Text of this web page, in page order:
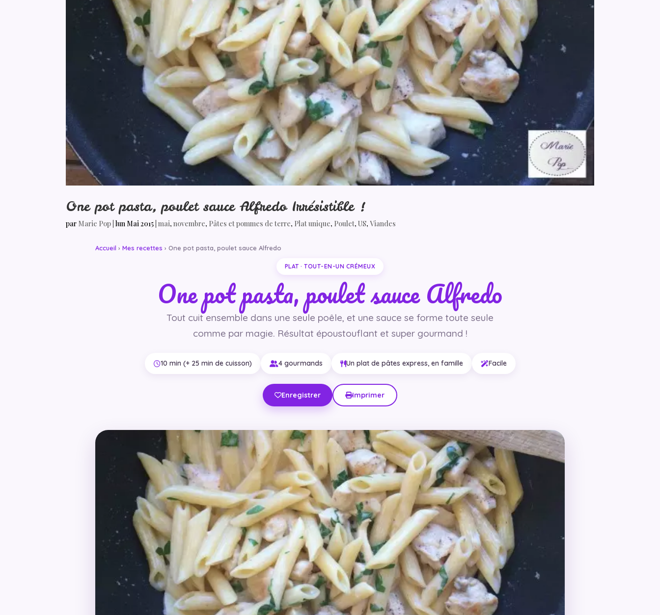
One pot pasta, poulet sauce Alfredo Irrésistible !
par Marie Pop |lun Mai 2015 |mai,novembre, Pâtes et pommes de terre, Plat unique, Poulet,US,Viandes
Accueil › Mes recettes › One pot pasta, poulet sauce Alfredo
PLAT · TOUT-EN-UN CRÉMEUX
One pot pasta, poulet sauce Alfredo
Tout cuit ensemble dans une seule poêle, et une sauce se forme toute seule
comme par magie. Résultat époustouflant et super gourmand !
10 min (+ 25 min de cuisson) 4 gourmands Un plat de pâtes express, en famille Facile
Enregistrer Imprimer